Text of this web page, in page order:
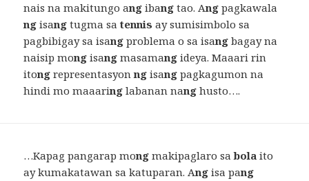
nais na makitungo ang ibang tao. Ang pagkawala
ng isang tugma satennis ay sumisimbolo sa
pagbibigay sa isang problema o sa isang bagay na
naisip mong isang masamang ideya. Maaari rin
itong representasyonng isang pagkagumon na
hindi mo maaaring labanan nang husto….
…Kapag pangarap mong makipaglaro sabola ito
ay kumakatawan sa katuparan. Ang isa pang